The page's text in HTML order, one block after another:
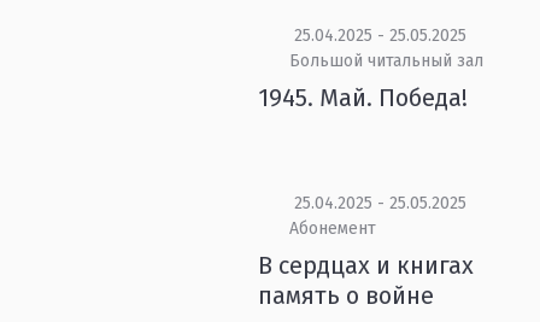
25.04.2025 - 25.05.2025
Большой читальный зал
1945. Май. Победа!
25.04.2025 - 25.05.2025
Абонемент
В сердцах и книгах
память о войне